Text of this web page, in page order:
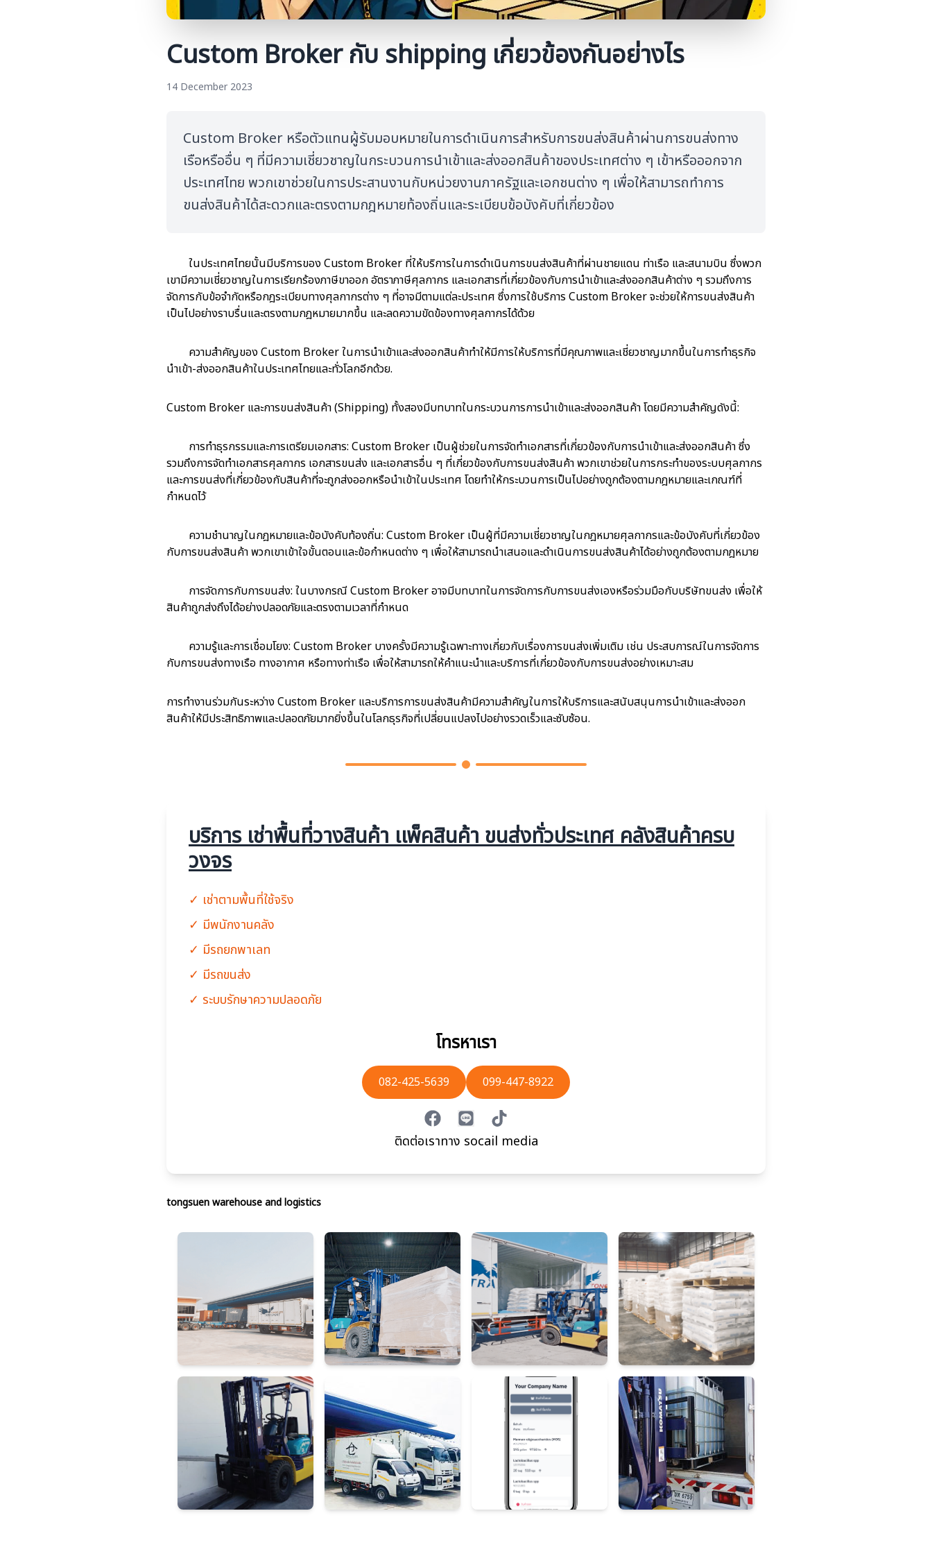
Custom Broker กับ shipping เกี่ยวข้องกันอย่างไร
14 December 2023
Custom Broker หรือตัวแทนผู้รับมอบหมายในการดำเนินการสำหรับการขนส่งสินค้าผ่านการขนส่งทาง
เรือหรืออื่น ๆ ที่มีความเชี่ยวชาญในกระบวนการนำเข้าและส่งออกสินค้าของประเทศต่าง ๆ เข้าหรือออกจาก
ประเทศไทย พวกเขาช่วยในการประสานงานกับหน่วยงานภาครัฐและเอกชนต่าง ๆ เพื่อให้สามารถทำการ
ขนส่งสินค้าได้สะดวกและตรงตามกฎหมายท้องถิ่นและระเบียบข้อบังคับที่เกี่ยวข้อง
ในประเทศไทยนั้นมีบริการของ Custom Broker ที่ให้บริการในการดำเนินการขนส่งสินค้าที่ผ่านชายแดน ท่าเรือ และสนามบิน ซึ่งพวก
เขามีความเชี่ยวชาญในการเรียกร้องภาษีขาออก อัตราภาษีศุลกากร และเอกสารที่เกี่ยวข้องกับการนำเข้าและส่งออกสินค้าต่าง ๆ รวมถึงการ
จัดการกับข้อจำกัดหรือกฎระเบียบทางศุลกากรต่าง ๆ ที่อาจมีตามแต่ละประเทศ ซึ่งการใช้บริการ Custom Broker จะช่วยให้การขนส่งสินค้า
เป็นไปอย่างราบรื่นและตรงตามกฎหมายมากขึ้น และลดความขัดข้องทางศุลกากรได้ด้วย
ความสำคัญของ Custom Broker ในการนำเข้าและส่งออกสินค้าทำให้มีการให้บริการที่มีคุณภาพและเชี่ยวชาญมากขึ้นในการทำธุรกิจ
นำเข้า-ส่งออกสินค้าในประเทศไทยและทั่วโลกอีกด้วย.
Custom Broker และการขนส่งสินค้า (Shipping) ทั้งสองมีบทบาทในกระบวนการการนำเข้าและส่งออกสินค้า โดยมีความสำคัญดังนี้:
การทำธุรกรรมและการเตรียมเอกสาร: Custom Broker เป็นผู้ช่วยในการจัดทำเอกสารที่เกี่ยวข้องกับการนำเข้าและส่งออกสินค้า ซึ่ง
รวมถึงการจัดทำเอกสารศุลกากร เอกสารขนส่ง และเอกสารอื่น ๆ ที่เกี่ยวข้องกับการขนส่งสินค้า พวกเขาช่วยในการกระทำของระบบศุลกากร
และการขนส่งที่เกี่ยวข้องกับสินค้าที่จะถูกส่งออกหรือนำเข้าในประเทศ โดยทำให้กระบวนการเป็นไปอย่างถูกต้องตามกฎหมายและเกณฑ์ที่
กำหนดไว้
ความชำนาญในกฎหมายและข้อบังคับท้องถิ่น: Custom Broker เป็นผู้ที่มีความเชี่ยวชาญในกฎหมายศุลกากรและข้อบังคับที่เกี่ยวข้อง
กับการขนส่งสินค้า พวกเขาเข้าใจขั้นตอนและข้อกำหนดต่าง ๆ เพื่อให้สามารถนำเสนอและดำเนินการขนส่งสินค้าได้อย่างถูกต้องตามกฎหมาย
การจัดการกับการขนส่ง: ในบางกรณี Custom Broker อาจมีบทบาทในการจัดการกับการขนส่งเองหรือร่วมมือกับบริษัทขนส่ง เพื่อให้
สินค้าถูกส่งถึงได้อย่างปลอดภัยและตรงตามเวลาที่กำหนด
ความรู้และการเชื่อมโยง: Custom Broker บางครั้งมีความรู้เฉพาะทางเกี่ยวกับเรื่องการขนส่งเพิ่มเติม เช่น ประสบการณ์ในการจัดการ
กับการขนส่งทางเรือ ทางอากาศ หรือทางท่าเรือ เพื่อให้สามารถให้คำแนะนำและบริการที่เกี่ยวข้องกับการขนส่งอย่างเหมาะสม
การทำงานร่วมกันระหว่าง Custom Broker และบริการการขนส่งสินค้ามีความสำคัญในการให้บริการและสนับสนุนการนำเข้าและส่งออก
สินค้าให้มีประสิทธิภาพและปลอดภัยมากยิ่งขึ้นในโลกธุรกิจที่เปลี่ยนแปลงไปอย่างรวดเร็วและซับซ้อน.
บริการ เช่าพื้นที่วางสินค้า เเพ็คสินค้า ขนส่งทั่วประเทศ คลังสินค้าครบ
วงจร
✓ เช่าตามพื้นที่ใช้จริง
✓ มีพนักงานคลัง
✓ มีรถยกพาเลท
✓ มีรถขนส่ง
✓ ระบบรักษาความปลอดภัย
โทรหาเรา
082-425-5639 099-447-8922
facebookline tiktok
ติดต่อเราทาง socail media
tongsuen warehouse and logistics